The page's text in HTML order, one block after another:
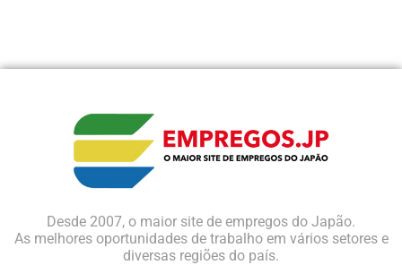
Desde 2007, o maior site de empregos do Japão.
As melhores oportunidades de trabalho em vários setores e
diversas regiões do país.